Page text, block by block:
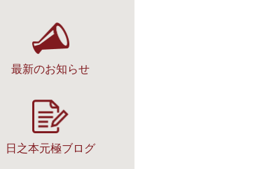
最新のお知らせ
日之本元極ブログ